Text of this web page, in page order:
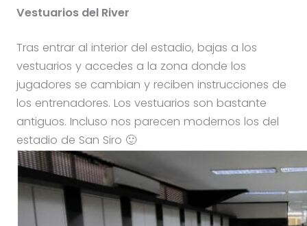
Vestuarios del River
Tras entrar al interior del estadio, bajas a los
vestuarios y accedes a la zona donde los
jugadores se cambian y reciben instrucciones de
los entrenadores. Los vestuarios son bastante
antiguos. Incluso nos parecen modernos los del
estadio de San Siro 🙂